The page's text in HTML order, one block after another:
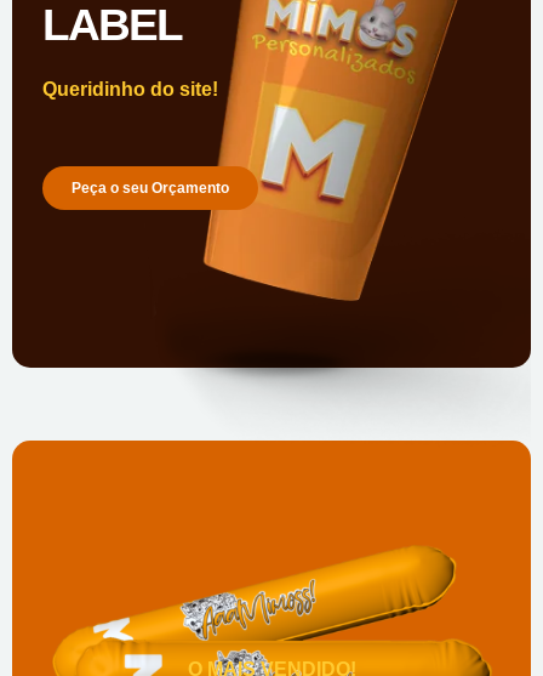
LABEL
Queridinho do site!
Peça o seu Orçamento
O MAIS VENDIDO!